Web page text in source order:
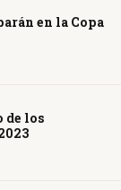
en la Copa
de los